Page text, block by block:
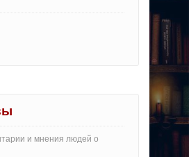
и мнения людей о